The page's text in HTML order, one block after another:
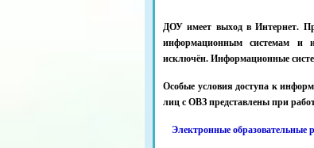
ДОУ имеет выход в Интернет.
информационным системам и
исключён. Информационные
Особые условия доступа к
лиц с ОВЗ представлены при
Электронные образовательные